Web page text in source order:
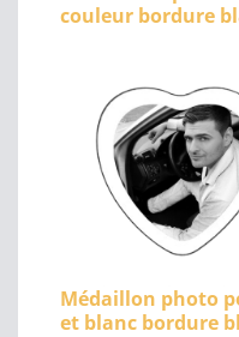
couleur bordure
Médaillon photo
et blanc bordure